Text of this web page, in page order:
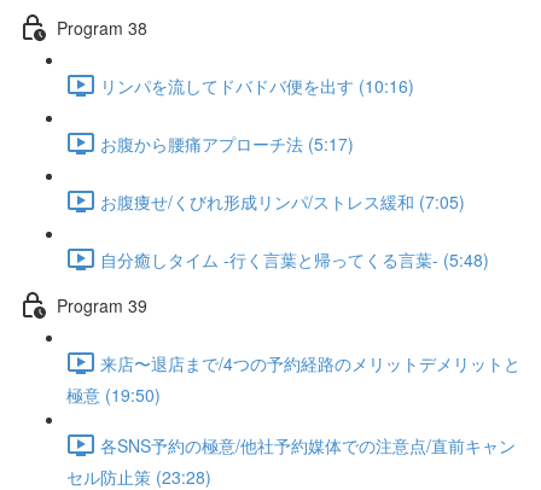
Program 38
リンパを流してドバドバ便を出す (10:16)
お腹から腰痛アプローチ法 (5:17)
お腹痩せ/くびれ形成リンパ/ストレス緩和 (7:05)
自分癒しタイム -行く言葉と帰ってくる言葉- (5:48)
Program 39
来店〜退店まで/4つの予約経路のメリットデメリットと
極意 (19:50)
各SNS予約の極意/他社予約媒体での注意点/直前キャン
セル防止策 (23:28)